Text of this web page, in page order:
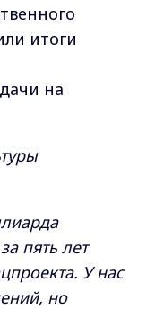
итоги
на
пять лет
У нас
но